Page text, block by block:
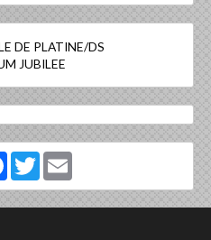
DE PLATINE/DS
JUBILEE
FacebookTwitter